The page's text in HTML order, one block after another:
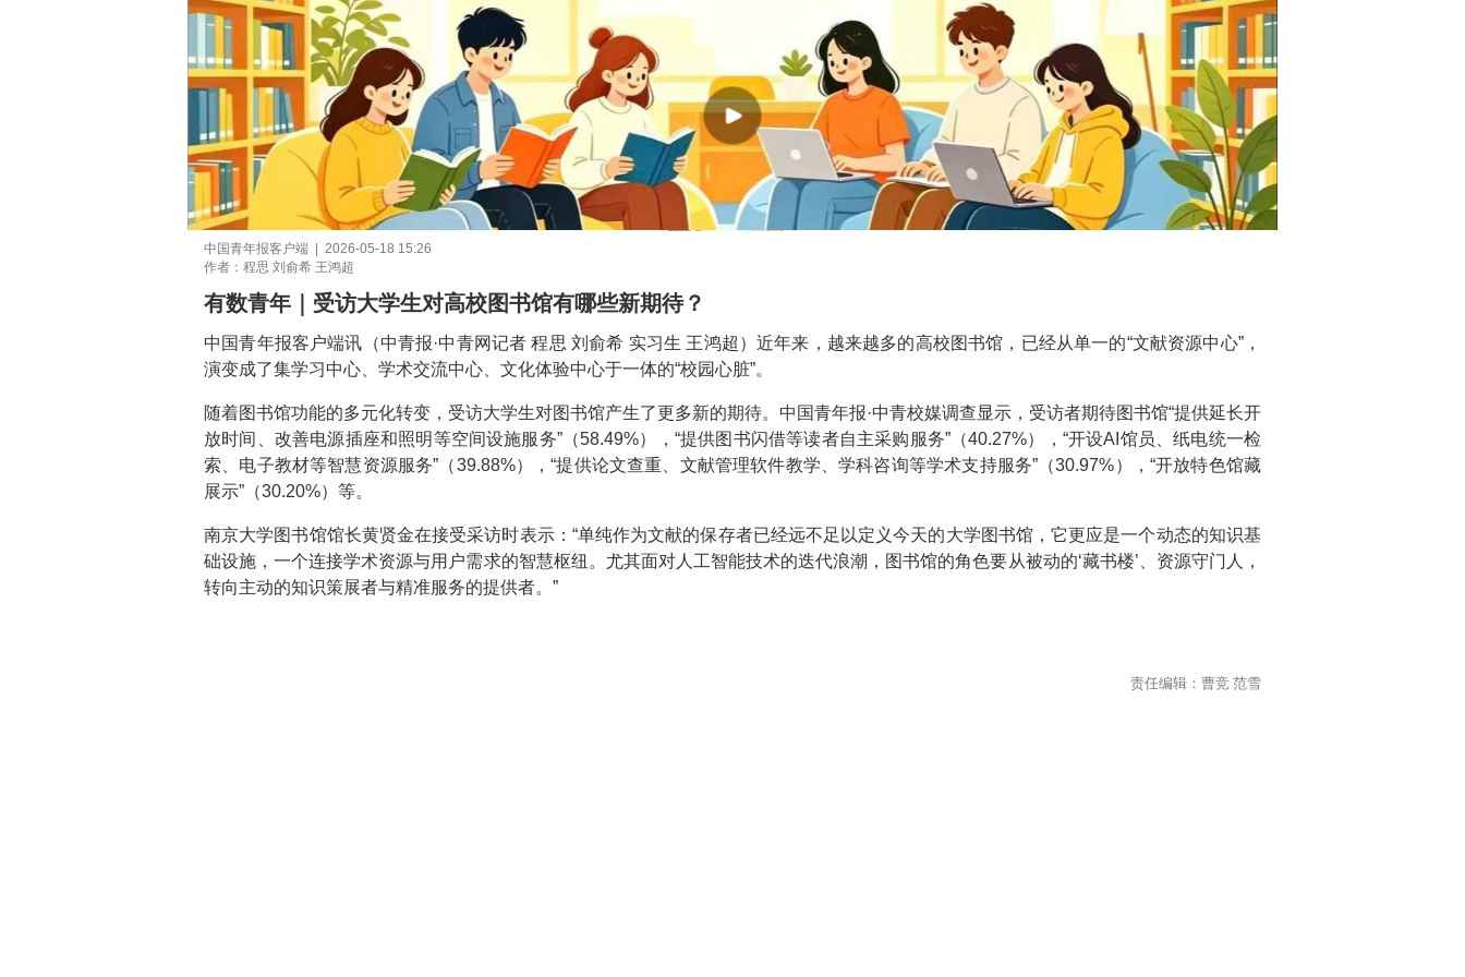
中国青年报客户端 | 2026-05-18 15:26
作者：程思 刘俞希 王鸿超
有数青年｜受访大学生对高校图书馆有哪些新期待？
中国青年报客户端讯（中青报·中青网记者 程思 刘俞希 实习生 王鸿超）近年来，越来越多的高校图书馆，已经从单一的“文献资源中心”，
演变成了集学习中心、学术交流中心、文化体验中心于一体的“校园心脏”。
随着图书馆功能的多元化转变，受访大学生对图书馆产生了更多新的期待。中国青年报·中青校媒调查显示，受访者期待图书馆“提供延长开
放时间、改善电源插座和照明等空间设施服务”（58.49%），“提供图书闪借等读者自主采购服务”（40.27%），“开设AI馆员、纸电统一检
索、电子教材等智慧资源服务”（39.88%），“提供论文查重、文献管理软件教学、学科咨询等学术支持服务”（30.97%），“开放特色馆藏
展示”（30.20%）等。
南京大学图书馆馆长黄贤金在接受采访时表示：“单纯作为文献的保存者已经远不足以定义今天的大学图书馆，它更应是一个动态的知识基
础设施，一个连接学术资源与用户需求的智慧枢纽。尤其面对人工智能技术的迭代浪潮，图书馆的角色要从被动的‘藏书楼’、资源守门人，
转向主动的知识策展者与精准服务的提供者。”